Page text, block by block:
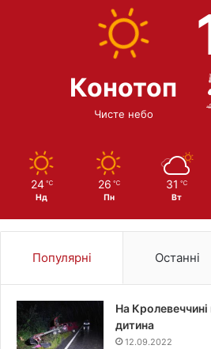
Конотоп
Чисте небо
24 ℃
Нд
26 ℃
Пн
31 ℃
Вт
Популярні Останні
На
дитина
12.09.2022